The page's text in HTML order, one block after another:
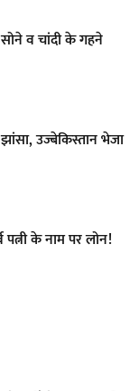
व चांदी के गहने
उज्बेकिस्तान भेजा
पत्नी के नाम पर लोन!